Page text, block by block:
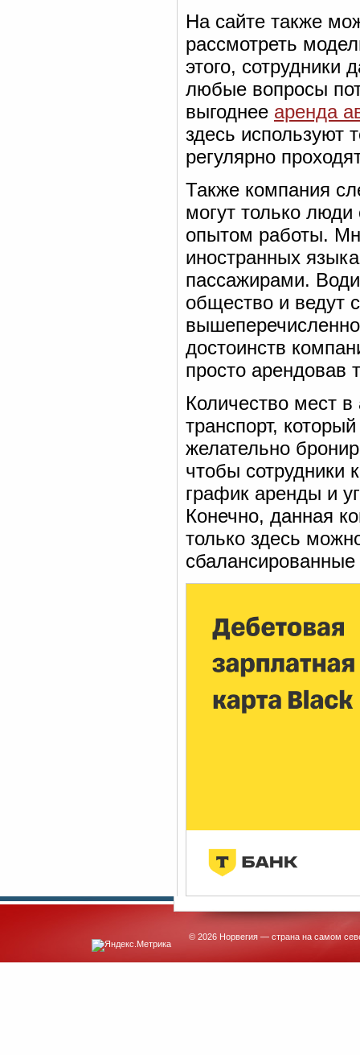
На сайте также
рассмотреть
этого, сотрудники
любые вопросы
выгоднее аренда
здесь используют
регулярно
Также компания
могут только
опытом работы.
иностранных
пассажирами.
общество и ведут
достоинств
просто арендовав
Количество мест
транспорт,
желательно
чтобы сотрудники
график аренды и
Конечно, данная
только здесь
© 2026 Норвегия — страна на самом